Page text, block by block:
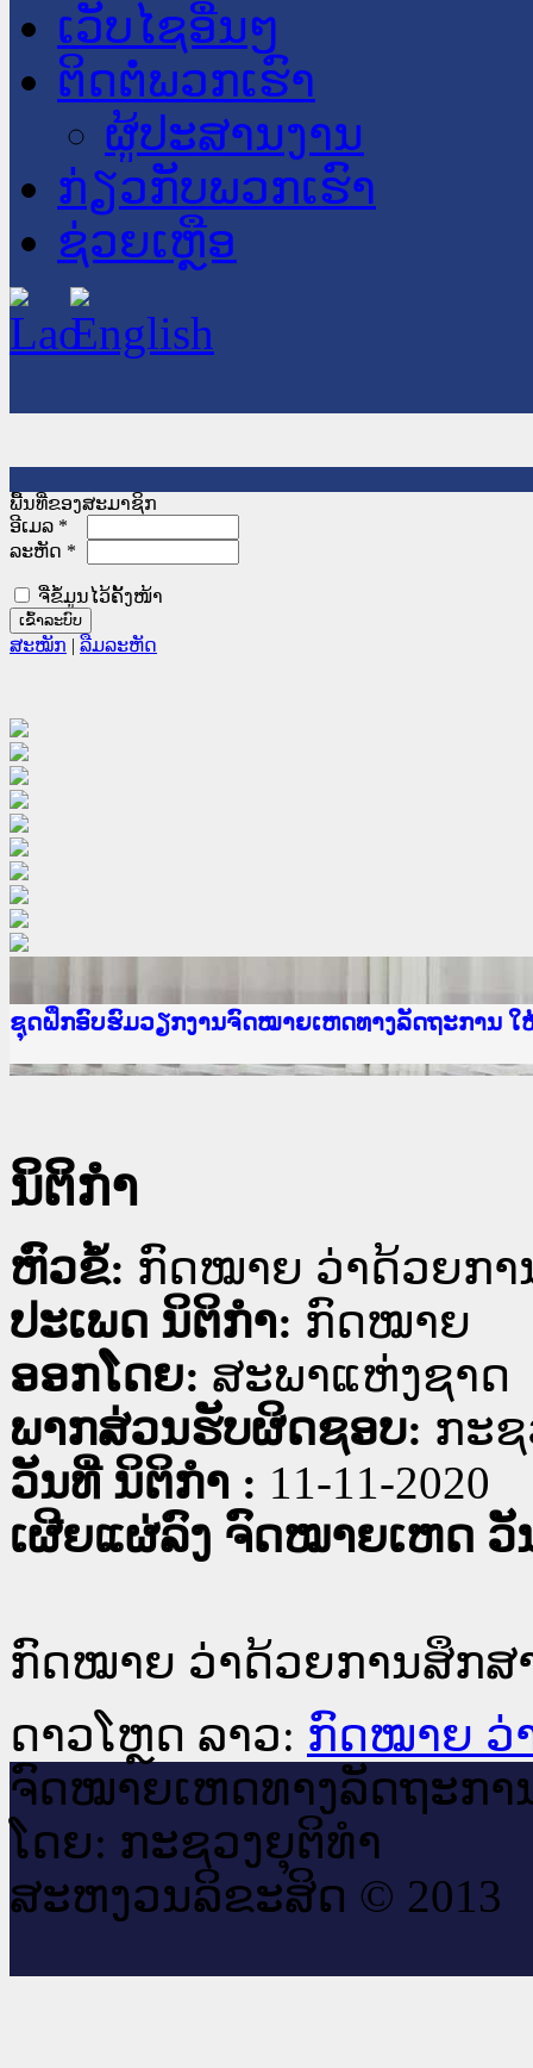
ເວັບໄຊອື່ນໆ
ຕິດຕໍ່ພວກເຮົາ
ຜູ້ປະສານງານ
ກ່ຽວກັບພວກເຮົາ
ຊ່ວຍເຫຼືອ
ພື້ນທີ່ຂອງສະມາຊິກ
ອີເມລ *
ລະຫັດ *
ຈື່ຂໍ້ມູນໄວ້ຄັ້ງໜ້າ
ສະໝັກ | ລືມລະຫັດ
Ministry of Justice Lao PDR
ເຜີຍແຜ່ວັບໄຊຈົດໝາຍເຫດທາງລັດຖະການ ແລະ ແອັ
ກະຊວງຍຸຕິທຳ
ຊຸດຝຶກອົບຮົມວຽກງານຈົດໝາຍເຫດທາງລັດຖະການ
ກອງປະຊຸມທົບທວນຄືນການຈັດຕັ້ງປະຕິບັດວຽກງານຈົ
ຝຶກອົບຮົມ ຜູ່ປະສານງານວຽກງານຈົດໝາຍເຫດທາງລັ
ຝຶກອົບຮົມ ຜູ່ປະສານງານວຽກງານຈົດໝາຍເຫດທາງລັ
ເຜີຍແຜ່ແອັບກົດໝາຍລາວ ແລະ ເວັບໄຊຈົດໝາຍເຫດ
ເຜີຍແຜ່ແອັບກົດໝາຍລາວ ແລະ ເວັບໄຊຈົດໝາຍເຫດ
ຍົກລະດັບວຽກງານຈົດໝາຍເຫດທາງລັດຖະການໃຫ້ຜູ້
ຊຸດຝຶກອົບຮົມວຽກງານຈົດໝາຍເຫດທາງລັດຖະການ ໃ
ນິຕິກໍາ
ຫົວຂໍ້: ກົດໝາຍ ວ່າດ້ວຍກາ
ປະເພດ ນິຕິກໍາ: ກົດໝາຍ
ອອກໂດຍ: ສະພາແຫ່ງຊາດ
ພາກສ່ວນຮັບຜິດຊອບ: ກະ
ວັນທີ່ ນິຕິກໍາ : 11-11-2020
ເຜີຍແຜ່ລົງ ຈົດໝາຍເຫດ ວັ
ກົດໝາຍ ວ່າດ້ວຍການສຶກສ
ດາວໂຫຼດ ລາວ: ກົດໝາຍ ວ່
ຈົດ​ໝາຍ​ເຫດ​ທາງ​ລັດ​ຖະ​ກາ
ໂດຍ: ກະ​ຊວງຍຸ​ຕິ​ທຳ
ສະ​ຫງວນ​ລິ​ຂະ​ສິດ © 2013